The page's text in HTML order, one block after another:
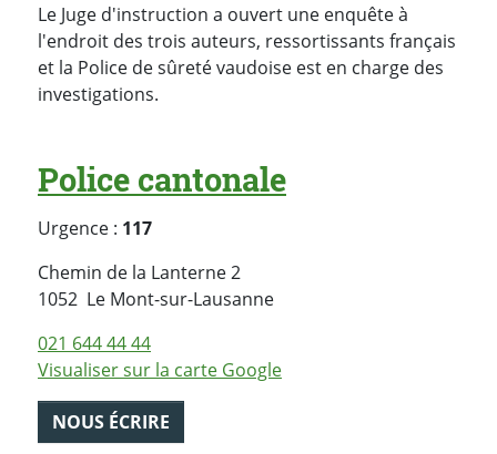
Le Juge d'instruction a ouvert une enquête à
l'endroit des trois auteurs, ressortissants français
et la Police de sûreté vaudoise est en charge des
investigations.
Police cantonale
Urgence : 117
Chemin de la Lanterne 2
1052 Le Mont-sur-LausanneSuisse
021 644 44 44
Visualiser sur la carte Google
NOUS ÉCRIRE